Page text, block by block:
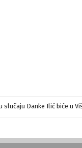
slučaju Danke Ilić biće u